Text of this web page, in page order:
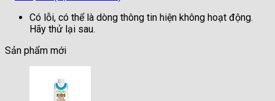
Có lỗi, có thể là dòng thông tin hiện không hoạt động.
Hãy thử lại sau.
Sản phẩm mới